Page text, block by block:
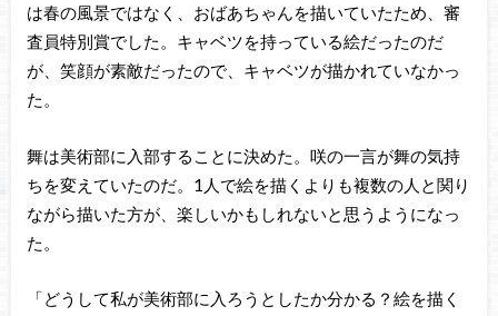
は春の風景ではなく、おばあちゃんを描いていたため、審
査員特別賞でした。キャベツを持っている絵だったのだ
が、笑顔が素敵だったので、キャベツが描かれていなかっ
た。
舞は美術部に入部することに決めた。咲の一言が舞の気持
ちを変えていたのだ。1人で絵を描くよりも複数の人と関り
ながら描いた方が、楽しいかもしれないと思うようになっ
た。
「どうして私が美術部に入ろうとしたか分かる？絵を描く